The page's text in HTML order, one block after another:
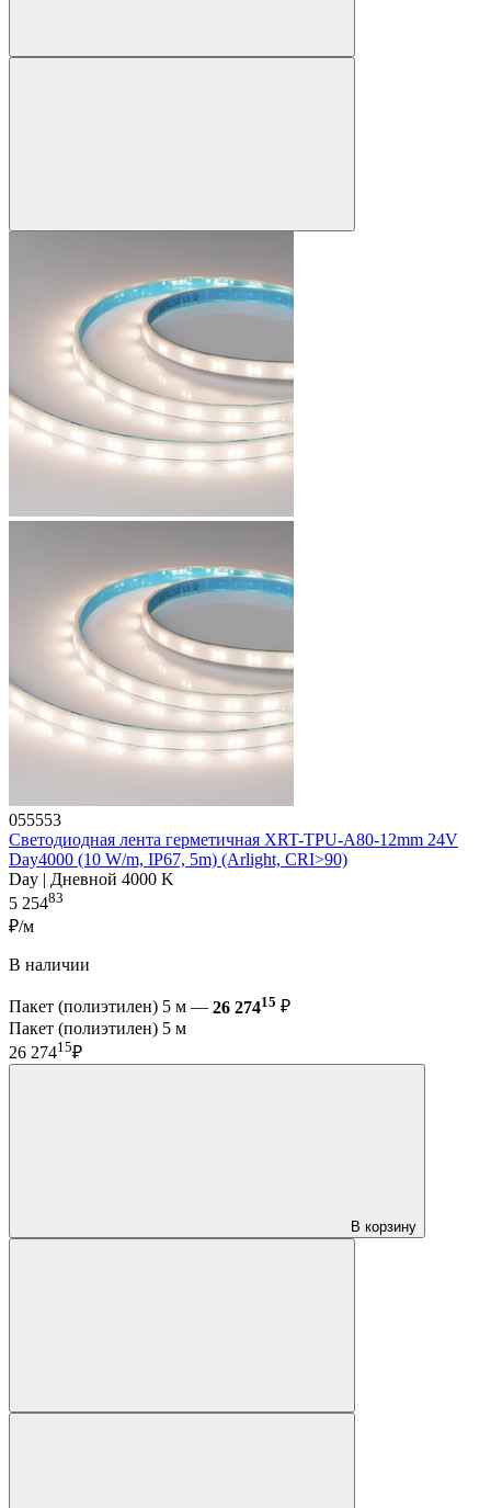
055553
Светодиодная лента герметичная XRT-TPU-A80-12mm 24V
Day4000 (10 W/m, IP67, 5m) (Arlight, CRI>90)
Day | Дневной 4000 K
5 25483
₽/м
В наличии
Пакет (полиэтилен) 5 м — 26 27415 ₽
Пакет (полиэтилен) 5 м
26 27415₽
В корзину